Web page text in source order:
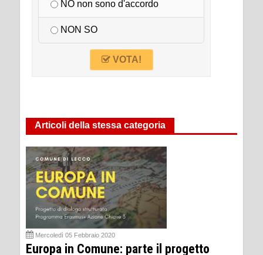
NO non sono d'accordo
NON SO
VOTA!
Articoli della stessa categoria
Mercoledì 05 Febbraio 2020
Europa in Comune: parte il progetto